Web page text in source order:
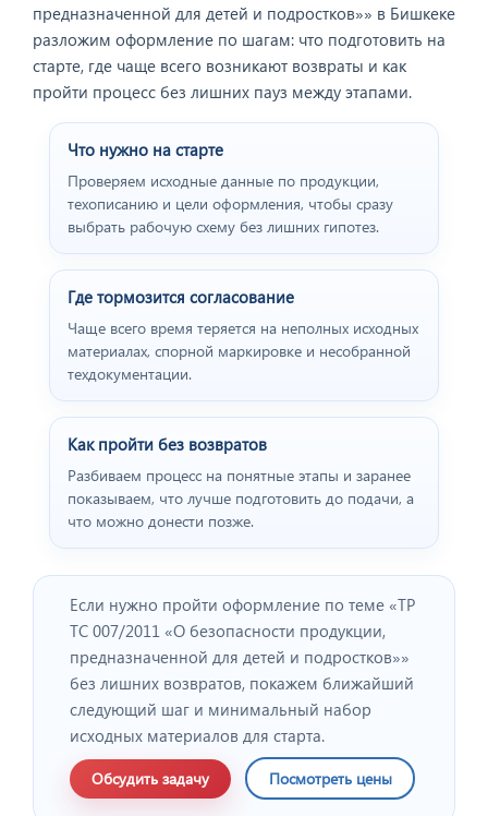
предназначенной для детей и подростков»» в Бишкеке
разложим оформление по шагам: что подготовить на
старте, где чаще всего возникают возвраты и как
пройти процесс без лишних пауз между этапами.
Что нужно на старте
Проверяем исходные данные по продукции,
техописанию и цели оформления, чтобы сразу
выбрать рабочую схему без лишних гипотез.
Где тормозится согласование
Чаще всего время теряется на неполных исходных
материалах, спорной маркировке и несобранной
техдокументации.
Как пройти без возвратов
Разбиваем процесс на понятные этапы и заранее
показываем, что лучше подготовить до подачи, а
что можно донести позже.
Если нужно пройти оформление по теме «ТР
ТС 007/2011 «О безопасности продукции,
предназначенной для детей и подростков»»
без лишних возвратов, покажем ближайший
следующий шаг и минимальный набор
исходных материалов для старта.
Обсудить задачу Посмотреть цены